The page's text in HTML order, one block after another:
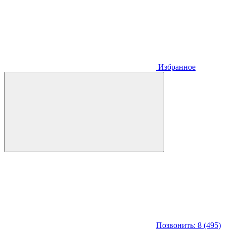
Избранное
Позвонить: 8 (495)